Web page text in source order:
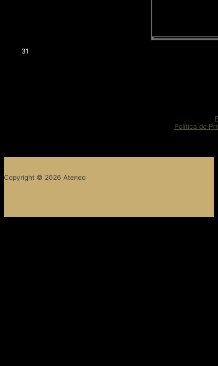
31
Política de
Copyright © 2026 Ateneo